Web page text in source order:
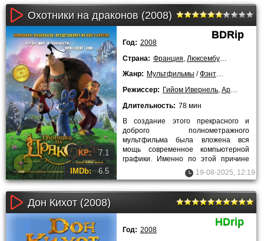
Охотники на драконов (2008)
KP: 7.1
IMDb: 6.5
BDRip
Год: 2008
Страна: Франция Люксембург
Жанр: Мультфильмы /Фэнтези
Режиссер: Гийом Ивернель, Артур Ква
Длительность: 78 мин
В создание этого прекрасного и
доброго полнометражного
мультфильма была вложена вся
мощь современное компьютерной
графики. Именно по этой причине
зрелище просто захватывающее. Так
же очень
19-08-2025, 12:19
Дон Кихот (2008)
HDrip
Год: 2008